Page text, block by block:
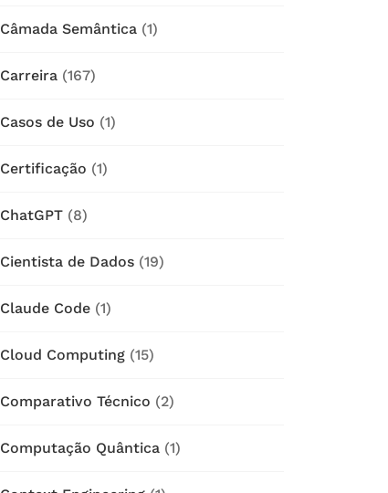
Câmada Semântica (1)
Carreira (167)
Casos de Uso (1)
Certificação (1)
ChatGPT (8)
Cientista de Dados (19)
Claude Code (1)
Cloud Computing (15)
Comparativo Técnico (2)
Computação Quântica (1)